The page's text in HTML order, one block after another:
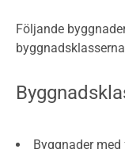
Följande
Byggnader